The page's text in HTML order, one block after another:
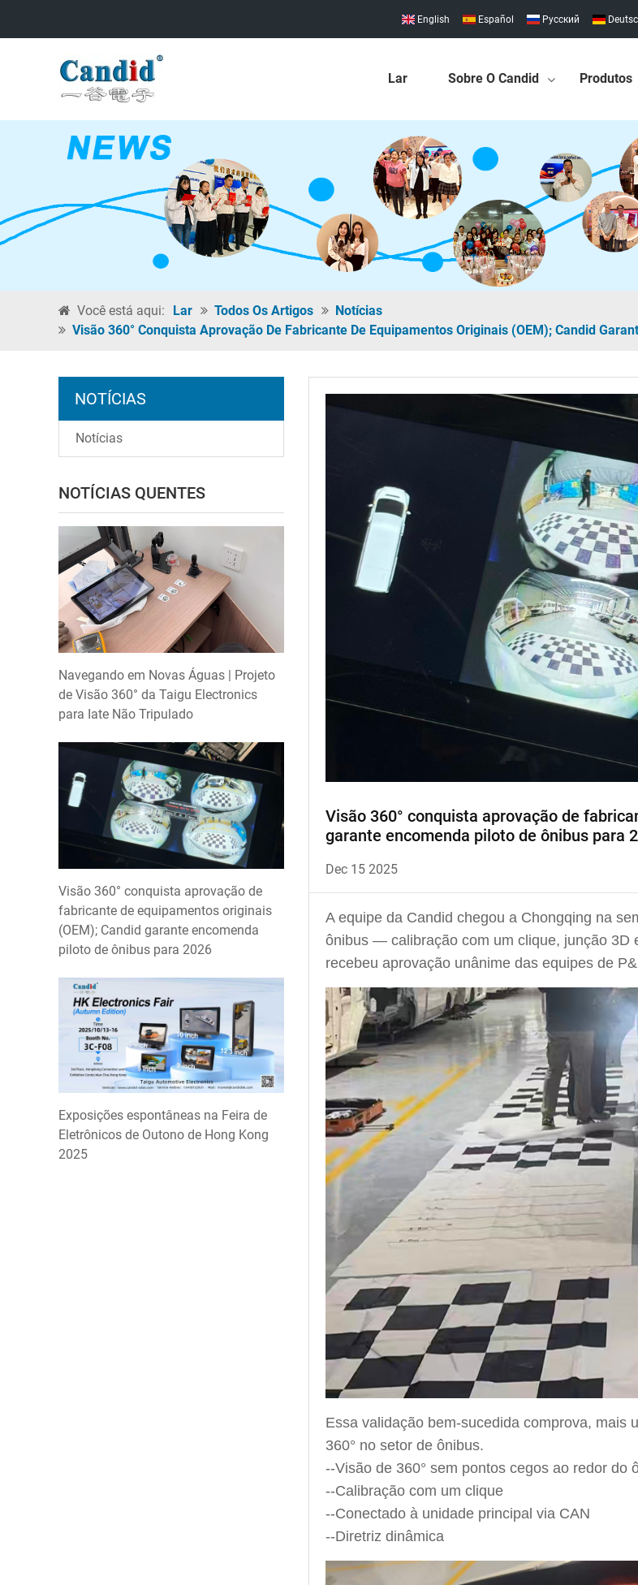
English Español Pусский
Lar Sobre O Candid Produtos
Você está aqui: Lar Todos Os Artigos
Notícias
Visão 360° Conquista Aprovação De Fabricante De Equipamentos Originais (OEM); Candid
Visão 360° conquista aprovação de
garante encomenda piloto de ônibus para
Dec 15 2025
A equipe da Candid chegou a Chongqing na
ônibus — calibração com um clique, junção
recebeu aprovação unânime das equipes de
Essa validação bem-sucedida comprova, mais
360° no setor de ônibus.
--Visão de 360° sem pontos cegos ao redor do
--Calibração com um clique
--Conectado à unidade principal via CAN
--Diretriz dinâmica
NOTÍCIAS
Notícias
NOTÍCIAS QUENTES
Navegando em Novas Águas | Projeto
de Visão 360° da Taigu Electronics
para Iate Não Tripulado
Visão 360° conquista aprovação de
fabricante de equipamentos originais
(OEM); Candid garante encomenda
piloto de ônibus para 2026
Exposições espontâneas na Feira de
Eletrônicos de Outono de Hong Kong
2025